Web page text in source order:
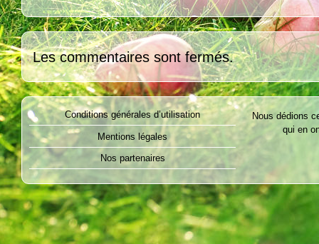
Les commentaires sont fermés.
Conditions générales d’utilisation
Mentions légales
Nos partenaires
Nous dédions
qui en